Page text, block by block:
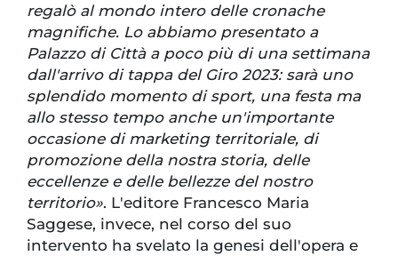
regalò al mondo intero delle cronache
magnifiche. Lo abbiamo presentato a
Palazzo di Città a poco più di una settimana
dall'arrivo di tappa del Giro 2023: sarà uno
splendido momento di sport, una festa ma
allo stesso tempo anche un'importante
occasione di marketing territoriale, di
promozione della nostra storia, delle
eccellenze e delle bellezze del nostro
territorio». L'editore Francesco Maria
Saggese, invece, nel corso del suo
intervento ha svelato la genesi dell'opera e